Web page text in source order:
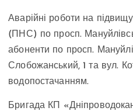
Аварійні роботи на
(ПНС) по просп.
абоненти по просп.
Слобожанський, 1 та вул.
водопостачанням.
Бригада КП